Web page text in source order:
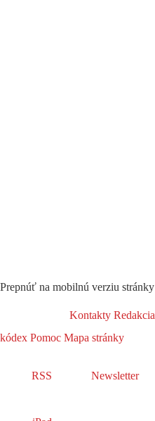
Prepnúť na mobilnú verziu stránky
Kontakty Redakcia
kódex Pomoc Mapa stránky
RSS Newsletter